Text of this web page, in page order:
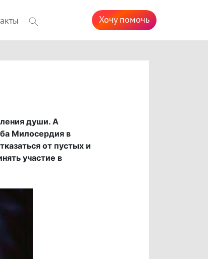
Хочу помочь
души. А
Милосердия в
от пустых и
участие в